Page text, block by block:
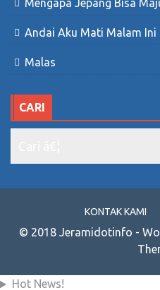
Mengapa Jepang Bisa
Andai Aku Mati Malam Ini
Malas
CARI
KONTAK KAMI
© 2018 Jeramidotinfo -
Hot News!